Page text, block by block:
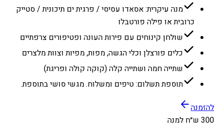
מנה עיקרית: אסאדו עסיסי / פרגית ים תיכונית / סטייק
כרובית או פילה פורטבלו
שולחן קינוחים עם פירות העונה ופטיפורים צרפתיים
כלים פורצלן וכלי הגשה, מפות, מפיות וצוות מלצרים
שתייה חמה ושתייה קלה (קוקה קולה ופריגת)
תוספת תשלום: טיפים ומשלוח. מגשי סושי בתוספת.
להזמנה
300 ש״ח למנה